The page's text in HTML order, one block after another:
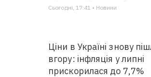
Сьогодні, 17:41 • Новини
Ціни в Україні знову
вгору: інфляція у липні
прискорилася до 7,7%